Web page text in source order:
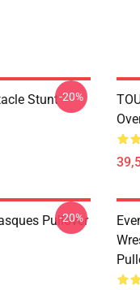
Stunt-20%
Pullover
-20%